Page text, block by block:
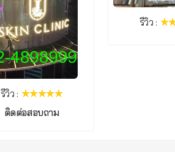
รีวิว :
ติดต่อสอบถาม
รีวิว :